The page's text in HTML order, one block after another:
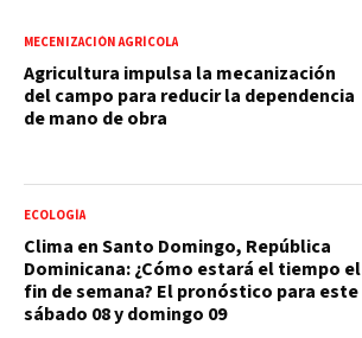
MECENIZACIÓN AGRÍCOLA
Agricultura impulsa la mecanización
del campo para reducir la dependencia
de mano de obra
ECOLOGÍA
Clima en Santo Domingo, República
Dominicana: ¿Cómo estará el tiempo el
fin de semana? El pronóstico para este
sábado 08 y domingo 09